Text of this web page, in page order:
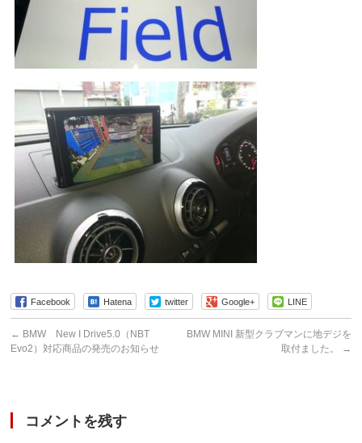
Facebook Hatena twitter Google+ LINE
← BMW New I Drive5.0（NBT
Evo2）対応商品の発売のお知らせ
BMW MINI 新型クラブマンに地デジを
取付ました。
→
コメントを残す